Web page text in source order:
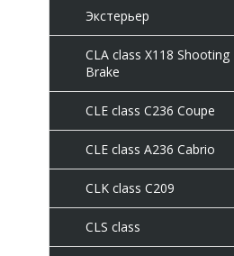
Экстерьер
CLA class X118 Shooting
Brake
CLE class C236 Coupe
CLE class A236 Cabrio
CLK class C209
CLS class